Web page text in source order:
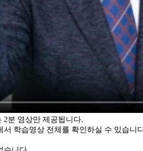
2분 영상만 제공됩니다.
서 학습영상 전체를 확인하실 수 있습니